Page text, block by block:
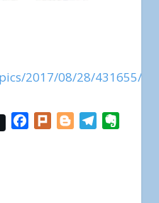
2017/08/28/431655/
Facebook
Plurk BloggerTelegram